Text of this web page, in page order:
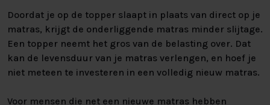
Doordat je op de topper slaapt in plaats van direct op je
matras, krijgt de onderliggende matras minder slijtage.
Een topper neemt het gros van de belasting over. Dat
kan de levensduur van je matras verlengen, en hoef je
niet meteen te investeren in een volledig nieuw matras.
Voor mensen die net een nieuwe matras hebben